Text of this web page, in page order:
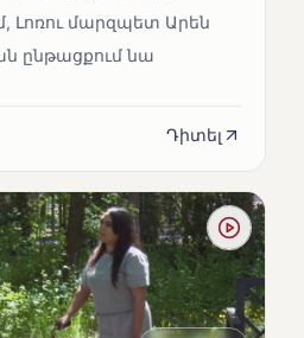
Լոռու մարզպետ Արեն
ընթացքում նա
Դիտել